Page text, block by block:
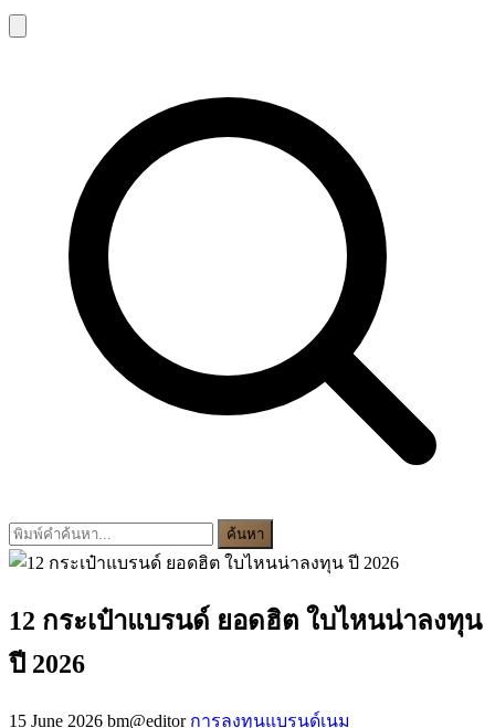
ค้นหา
12 กระเป๋าแบรนด์ ยอดฮิต ใบไหนน่าลงทุน
ปี 2026
15 June 2026 bm@editor การลงทุนแบรนด์เนม